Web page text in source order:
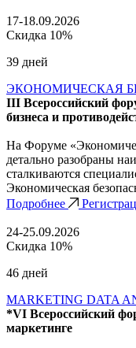
17-18.09.2026
Скидка 10%
39 дней
ЭКОНОМИЧЕСКАЯ
III Всероссийский
бизнеса и
На Форуме
детально разобраны
сталкиваются
Экономическая
Подробнее
24-25.09.2026
Скидка 10%
46 дней
MARKETING DATA
*VI Всероссийский
маркетинге